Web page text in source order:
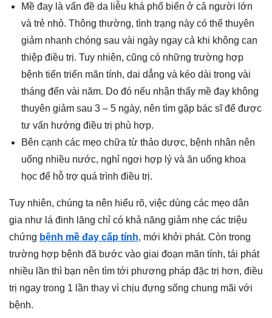
Mề đay là vấn đề da liễu khá phổ biến ở cả người lớn
và trẻ nhỏ. Thông thường, tình trạng này có thể thuyên
giảm nhanh chóng sau vài ngày ngay cả khi không can
thiệp điều trị. Tuy nhiên, cũng có những trường hợp
bệnh tiến triển mãn tính, dai dẳng và kéo dài trong vài
tháng đến vài năm. Do đó nếu nhận thấy mề đay không
thuyên giảm sau 3 – 5 ngày, nên tìm gặp bác sĩ để được
tư vấn hướng điều trị phù hợp.
Bên cạnh các mẹo chữa từ thảo dược, bệnh nhân nên
uống nhiều nước, nghỉ ngơi hợp lý và ăn uống khoa
học để hỗ trợ quá trình điều trị.
Tuy nhiên, chúng ta nên hiểu rõ, việc dùng các mẹo dân
gia như lá đinh lăng chỉ có khả năng giảm nhẹ các triệu
chứng bệnh mề đay cấp tính, mới khởi phát. Còn trong
trường hợp bệnh đã bước vào giai đoạn mãn tính, tái phát
nhiều lần thì bạn nên tìm tới phương pháp đặc trị hơn, điều
trị ngay trong 1 lần thay vì chịu đựng sống chung mãi với
bệnh.